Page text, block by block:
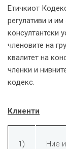
Етичкиот
регулативи и
консултантски
членовите на
квалитет на
членки и
кодекс.
Клиенти
1)
Ние